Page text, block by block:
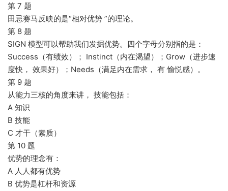
第 7 题
田忌赛马反映的是“相对优势 ”的理论。
第 8 题
SIGN 模型可以帮助我们发掘优势。四个字母分别指的是：
Success（有绩效）； Instinct（内在渴望）；Grow（进步速
度快， 效果好）；Needs（满足内在需求， 有 愉悦感）。
第 9 题
从能力三核的角度来讲， 技能包括：
A 知识
B 技能
C 才干（素质）
第 10 题
优势的理念有：
A 人人都有优势
B 优势是杠杆和资源